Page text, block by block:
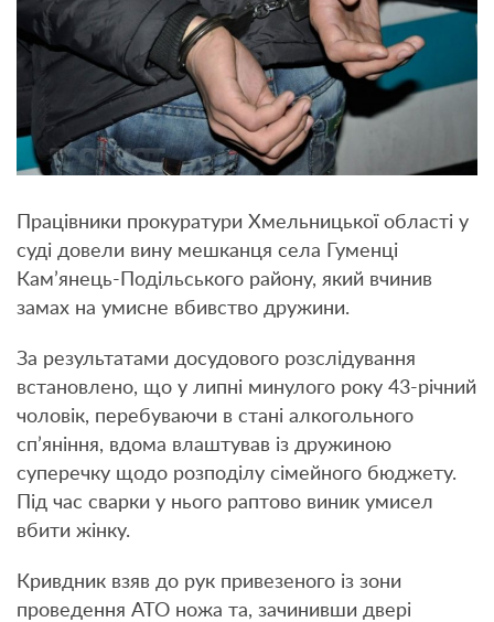
Працівники прокуратури Хмельницької області у
суді довели вину мешканця села Гуменці
Кам’янець-Подільського району, який вчинив
замах на умисне вбивство дружини.
За результатами досудового розслідування
встановлено, що у липні минулого року 43-річний
чоловік, перебуваючи в стані алкогольного
сп’яніння, вдома влаштував із дружиною
суперечку щодо розподілу сімейного бюджету.
Під час сварки у нього раптово виник умисел
вбити жінку.
Кривдник взяв до рук привезеного із зони
проведення АТО ножа та, зачинивши двері